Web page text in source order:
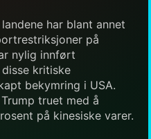
har blant annet
på
nylig innført
kritiske
bekymring i USA.
truet med å
på kinesiske varer.